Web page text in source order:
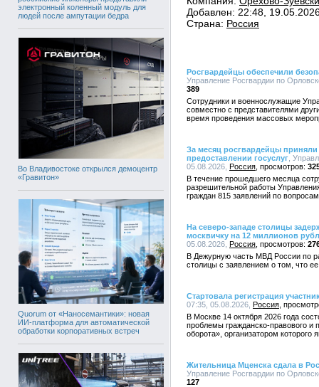
электронный коленный модуль для
людей после ампутации бедра
Во Владивостоке открылся демоцентр
«Гравитон»
Quorum от «Наносемантики»: новая
ИИ-платформа для автоматической
обработки корпоративных встреч
Добавлен: 22:48,
Страна: Россия
Росгвардейцы обеспечили
Управление Росгвардии по
389
Сотрудники и военнослужащие
совместно с представителями
время проведения массовых
За месяц росгвардейцы приняли
предоставлении госуслуг ,
05.08.2026, Россия
В течение прошедшего месяца
разрешительной работы
граждан 815 заявлений по
На северо-западе столицы
москвичку на 12 миллионов
05.08.2026, Россия
В Дежурную часть МВД России по
столицы с заявлением о том, что
Стартовала регистрация
07:35, 05.08.2026, Россия
В Москве 14 октября 2026 года
проблемы гражданско-правового и
оборота», организатором которого
Жительница Мценска сдала в
Управление Росгвардии по
127